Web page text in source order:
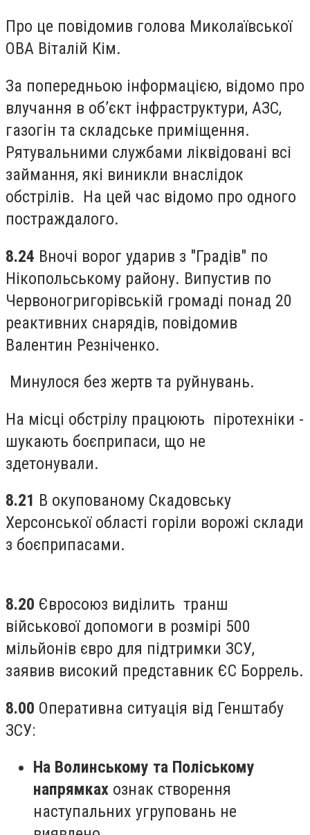
Про це повідомив голова Миколаївської
ОВА Віталій Кім.
За попередньою інформацією, відомо про
влучання в об’єкт інфраструктури, АЗС,
газогін та складське приміщення.
Рятувальними службами ліквідовані всі
займання, які виникли внаслідок
обстрілів. На цей час відомо про одного
постраждалого.
8.24 Вночі ворог ударив з "Градів" по
Нікопольському району. Випустив по
Червоногригорівській громаді понад 20
реактивних снарядів, повідомив
Валентин Резніченко.
Минулося без жертв та руйнувань.
На місці обстрілу працюють піротехніки -
шукають боєприпаси, що не
здетонували.
8.21 В окупованому Скадовську
Херсонської області горіли ворожі склади
з боєприпасами.
8.20 Євросоюз виділить транш
військової допомоги в розмірі 500
мільйонів євро для підтримки ЗСУ,
заявив високий представник ЄС Боррель.
8.00 Оперативна ситуація від Генштабу
ЗСУ:
На Волинському та Поліському
напрямках ознак створення
наступальних угруповань не